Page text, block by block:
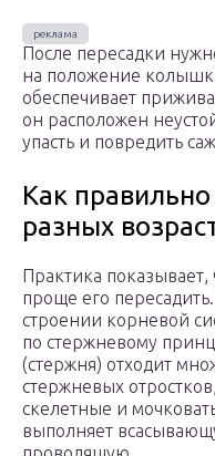
После пересадки
на положение
обеспечивает
он расположен
упасть и повредить
Как
разных
Практика
проще его
строении корневой
по стержневому
(стержня) отходит
стержневых
скелетные и
выполняет